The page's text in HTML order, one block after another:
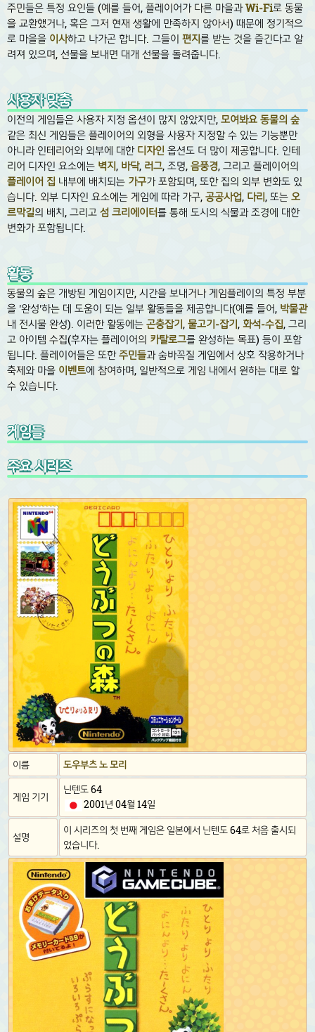
주민들은 특정 요인들 (예를 들어, 플레이어가 다른 마을과Wi-Fi로 동물
을 교환했거나, 혹은 그저 현재 생활에 만족하지 않아서) 때문에 정기적으
로 마을을 이사하고 나가곤 합니다. 그들이 편지를 받는 것을 즐긴다고 알
려져 있으며, 선물을 보내면 대개 선물을 돌려줍니다.
사용자 맞춤
이전의 게임들은 사용자 지정 옵션이 많지 않았지만, 모여봐요 동물의 숲
같은 최신 게임들은 플레이어의 외형을 사용자 지정할 수 있는 기능뿐만
아니라 인테리어와 외부에 대한 디자인 옵션도 더 많이 제공합니다. 인테
리어 디자인 요소에는 벽지, 바닥, 러그, 조명, 음풍경, 그리고 플레이어의
플레이어 집 내부에 배치되는 가구가 포함되며, 또한 집의 외부 변화도 있
습니다. 외부 디자인 요소에는 게임에 따라 가구, 공공사업, 다리, 또는 오
르막길의 배치, 그리고 섬 크리에이터를 통해 도시의 식물과 조경에 대한
변화가 포함됩니다.
활동
동물의 숲은 개방된 게임이지만, 시간을 보내거나 게임플레이의 특정 부분
을 '완성'하는 데 도움이 되는 일부 활동들을 제공합니다(예를 들어, 박물관
내 전시물 완성). 이러한 활동에는 곤충잡기, 물고기-잡기, 화석-수집, 그리
고 아이템 수집(후자는 플레이어의 카탈로그를 완성하는 목표) 등이 포함
됩니다. 플레이어들은 또한주민들과 숨바꼭질 게임에서 상호 작용하거나
축제와 마을 이벤트에 참여하며, 일반적으로 게임 내에서 원하는 대로 할
수 있습니다.
게임들
주요 시리즈
이름 도우부츠 노 모리
게임 기기
닌텐도 64
2001년 04월 14일
설명
이 시리즈의 첫 번째 게임은 일본에서 닌텐도 64로 처음 출시되
었습니다.